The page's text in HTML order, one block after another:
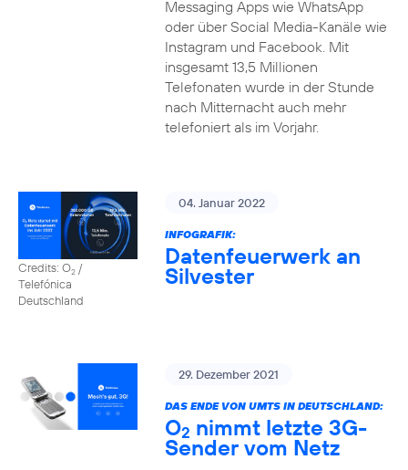
Messaging Apps wie WhatsApp
oder über Social Media-Kanäle wie
Instagram und Facebook. Mit
insgesamt 13,5 Millionen
Telefonaten wurde in der Stunde
nach Mitternacht auch mehr
telefoniert als im Vorjahr.
Credits: O2 /
Telefónica
Deutschland
04. Januar 2022
INFOGRAFIK:
Datenfeuerwerk an
Silvester
29. Dezember 2021
DAS ENDE VON UMTS IN DEUTSCHLAND:
O2 nimmt letzte 3G-
Sender vom Netz